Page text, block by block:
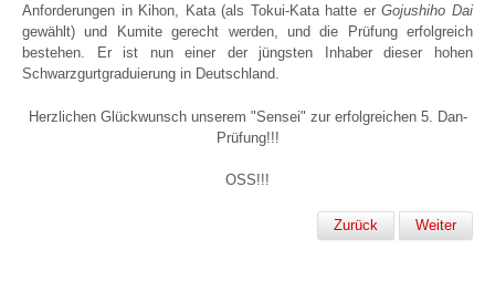
Anforderungen in Kihon, Kata (als Tokui-Kata hatte erGojushiho Dai
gewählt) und Kumite gerecht werden, und die Prüfung erfolgreich
bestehen. Er ist nun einer der jüngsten Inhaber dieser hohen
Schwarzgurtgraduierung in Deutschland.
Herzlichen Glückwunsch unserem "Sensei" zur erfolgreichen 5. Dan-
Prüfung!!!
OSS!!!
Zurück Weiter